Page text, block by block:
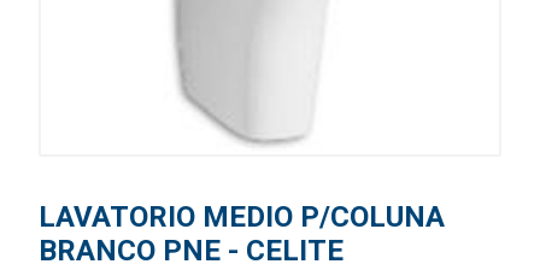
LAVATORIO MEDIO P/COLUNA
BRANCO PNE - CELITE